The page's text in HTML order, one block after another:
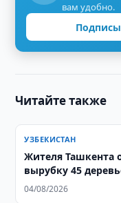
вам удобно.
Читайте также
УЗБЕКИСТАН
Жителя Ташкента
вырубку 45
04/08/2026